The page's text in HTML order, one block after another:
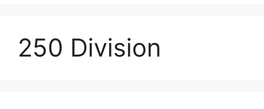
250 Division